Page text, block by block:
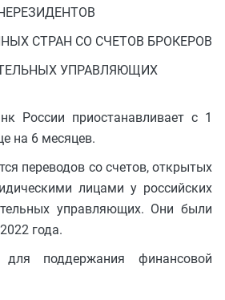
СТРАН СО СЧЕТОВ БРОКЕРОВ
УПРАВЛЯЮЩИХ
России приостанавливает с 1
на 6 месяцев.
переводов со счетов, открытых
лицами у российских
управляющих. Они были
года.
поддержания финансовой